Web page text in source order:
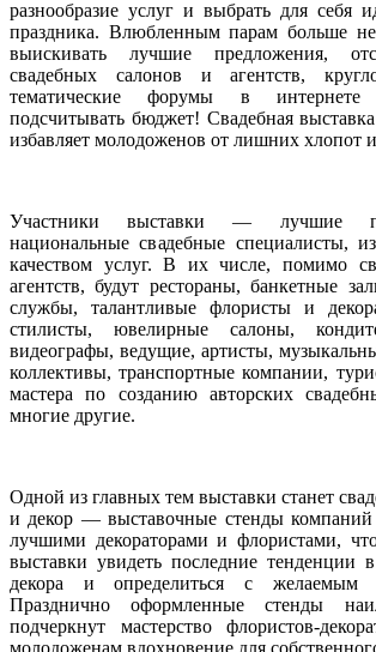
разнообразие услуг и выбрать для себя
праздника. Влюбленным парам больше
выискивать лучшие предложения,
свадебных салонов и агентств,
тематические форумы в интернете
подсчитывать бюджет! Свадебная
избавляет молодоженов от лишних хлопот
Участники выставки — лучшие
национальные свадебные специалисты,
качеством услуг. В их числе, помимо
агентств, будут рестораны, банкетные
службы, талантливые флористы и
стилисты, ювелирные салоны,
видеографы, ведущие, артисты,
коллективы, транспортные компании,
мастера по созданию авторских
многие другие.
Одной из главных тем выставки станет
и декор — выставочные стенды
лучшими декораторами и флористами,
выставки увидеть последние тенденции
декора и определиться с желаемым
Празднично оформленные стенды
подчеркнут мастерство флористов-